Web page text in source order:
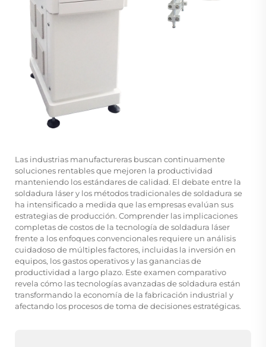
Las industrias manufactureras buscan continuamente
soluciones rentables que mejoren la productividad
manteniendo los estándares de calidad. El debate entre la
soldadura láser y los métodos tradicionales de soldadura se
ha intensificado a medida que las empresas evalúan sus
estrategias de producción. Comprender las implicaciones
completas de costos de la tecnología de soldadura láser
frente a los enfoques convencionales requiere un análisis
cuidadoso de múltiples factores, incluidas la inversión en
equipos, los gastos operativos y las ganancias de
productividad a largo plazo. Este examen comparativo
revela cómo las tecnologías avanzadas de soldadura están
transformando la economía de la fabricación industrial y
afectando los procesos de toma de decisiones estratégicas.